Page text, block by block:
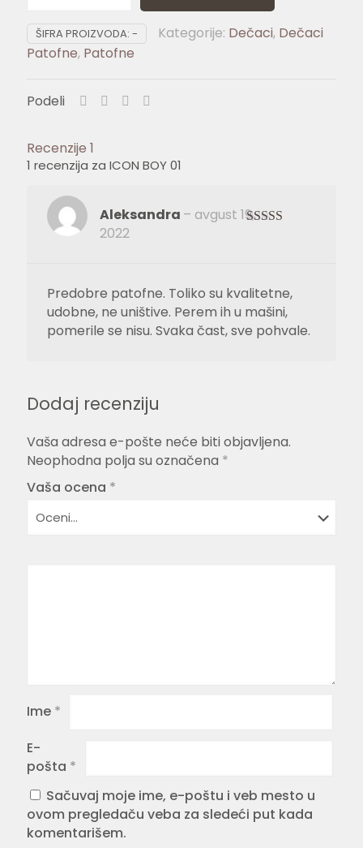
količina
ŠIFRA PROIZVODA: - Kategorije: Dečaci, Dečaci
Patofne, Patofne
Podeli
Recenzije 1
1 recenzija za ICON BOY 01
Aleksandra – avgust 19,
2022
Predobre patofne. Toliko su kvalitetne,
udobne, ne uništive. Perem ih u mašini,
pomerile se nisu. Svaka čast, sve pohvale.
Dodaj recenziju
Vaša adresa e-pošte neće biti objavljena.
Neophodna polja su označena *
Vaša ocena *
Ime *
E-
pošta *
Sačuvaj moje ime, e-poštu i veb mesto u
ovom pregledaču veba za sledeći put kada
komentarišem.